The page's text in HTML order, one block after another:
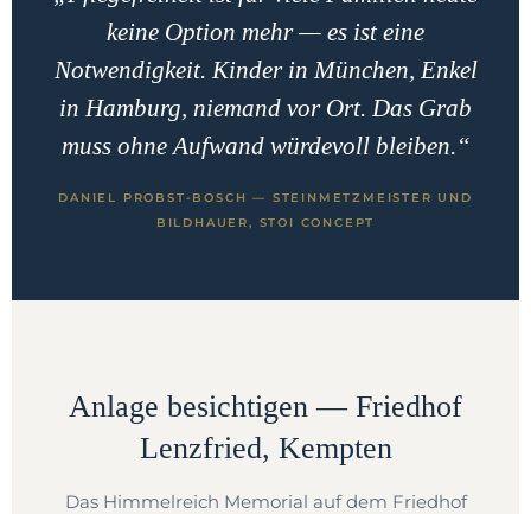
keine Option mehr — es ist eine
Notwendigkeit. Kinder in München, Enkel
in Hamburg, niemand vor Ort. Das Grab
muss ohne Aufwand würdevoll bleiben.“
DANIEL PROBST-BOSCH — STEINMETZMEISTER UND
BILDHAUER, STOI CONCEPT
Anlage besichtigen — Friedhof
Lenzfried, Kempten
Das Himmelreich Memorial auf dem Friedhof